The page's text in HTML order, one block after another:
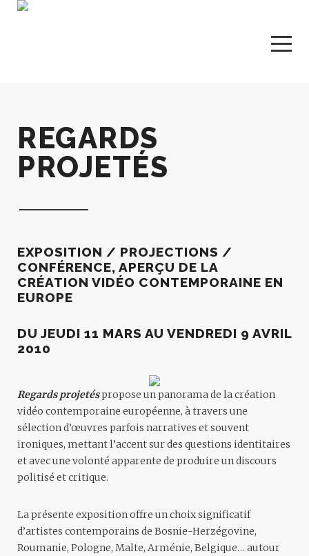
REGARDS
PROJETÉS
EXPOSITION / PROJECTIONS /
CONFÉRENCE, APERÇU DE LA
CRÉATION VIDÉO CONTEMPORAINE EN
EUROPE
DU JEUDI 11 MARS AU VENDREDI 9 AVRIL
2010
Regards projetéspropose un panorama de la création
vidéo contemporaine européenne, à travers une
sélection d’œuvres parfois narratives et souvent
ironiques, mettant l’accent sur des questions identitaires
et avec une volonté apparente de produire un discours
politisé et critique.
La présente exposition offre un choix significatif
d’artistes contemporains de Bosnie-Herzégovine,
Roumanie, Pologne, Malte, Arménie, Belgique… autour